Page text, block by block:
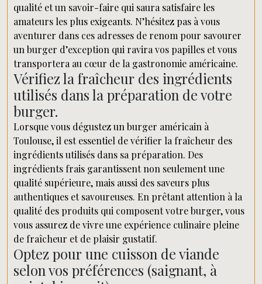
qualité et un savoir-faire qui saura satisfaire les
amateurs les plus exigeants. N’hésitez pas à vous
aventurer dans ces adresses de renom pour savourer
un burger d’exception qui ravira vos papilles et vous
transportera au cœur de la gastronomie américaine.
Vérifiez la fraîcheur des ingrédients
utilisés dans la préparation de votre
burger.
Lorsque vous dégustez un burger américain à
Toulouse, il est essentiel de vérifier la fraîcheur des
ingrédients utilisés dans sa préparation. Des
ingrédients frais garantissent non seulement une
qualité supérieure, mais aussi des saveurs plus
authentiques et savoureuses. En prêtant attention à la
qualité des produits qui composent votre burger, vous
vous assurez de vivre une expérience culinaire pleine
de fraîcheur et de plaisir gustatif.
Optez pour une cuisson de viande
selon vos préférences (saignant, à